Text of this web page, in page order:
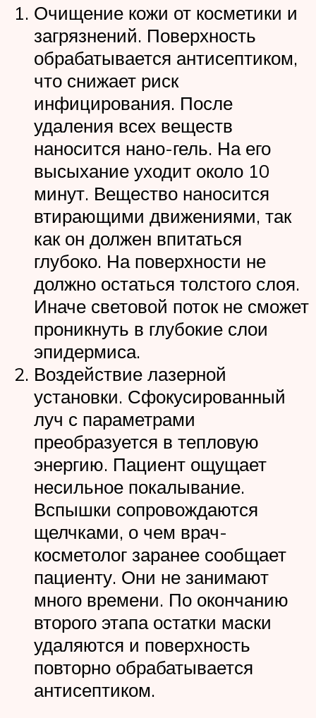
Очищение кожи от косметики и
загрязнений. Поверхность
обрабатывается антисептиком,
что снижает риск
инфицирования. После
удаления всех веществ
наносится нано-гель. На его
высыхание уходит около 10
минут. Вещество наносится
втирающими движениями, так
как он должен впитаться
глубоко. На поверхности не
должно остаться толстого слоя.
Иначе световой поток не сможет
проникнуть в глубокие слои
эпидермиса.
Воздействие лазерной
установки. Сфокусированный
луч с параметрами
преобразуется в тепловую
энергию. Пациент ощущает
несильное покалывание.
Вспышки сопровождаются
щелчками, о чем врач-
косметолог заранее сообщает
пациенту. Они не занимают
много времени. По окончанию
второго этапа остатки маски
удаляются и поверхность
повторно обрабатывается
антисептиком.